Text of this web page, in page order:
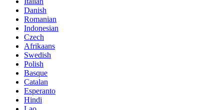
Danish
Romanian
Indonesian
Czech
Afrikaans
Swedish
Polish
Basque
Catalan
Esperanto
Hindi